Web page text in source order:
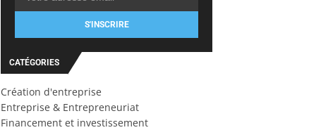
S'INSCRIRE
CATÉGORIES
Création d'entreprise
Entreprise & Entrepreneuriat
Financement et investissement